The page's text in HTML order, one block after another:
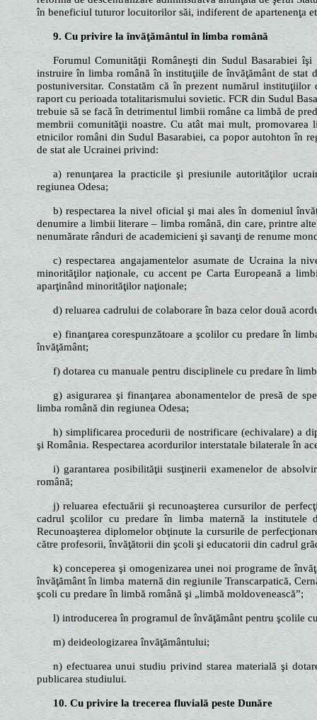
în beneficiul tuturor locuitorilor săi, indiferent de apartenenţa
9. Cu privire la învăţământul în limba română
Forumul Comunităţii Româneşti din Sudul Basarabiei
instruire în limba română în instituţiile de învăţământ de stat
postuniversitar. Constatăm că în prezent numărul
raport cu perioada totalitarismului sovietic. FCR din Sudul
trebuie să se facă în detrimentul limbii române ca limbă de
membrii comunităţii noastre. Cu atât mai mult, promovarea
etnicilor români din Sudul Basarabiei, ca popor autohton în
de stat ale Ucrainei privind:
a) renunţarea la practicile şi presiunile autorităţilor
regiunea Odesa;
b) respectarea la nivel oficial şi mai ales în domeniul
denumire a limbii literare – limba română, din care, printre
nenumărate rânduri de academicieni şi savanţi de renume
c) respectarea angajamentelor asumate de Ucraina la
minorităţilor naţionale, cu accent pe Carta Europeană a
aparţinând minorităţilor naţionale;
d) reluarea cadrului de colaborare în baza celor două
e) finanţarea corespunzătoare a şcolilor cu predare în
învăţământ;
f) dotarea cu manuale pentru disciplinele cu predare în
g) asigurarea şi finanţarea abonamentelor de presă de
limba română din regiunea Odesa;
h) simplificarea procedurii de nostrificare (echivalare) a
şi România. Respectarea acordurilor interstatale bilaterale în
i) garantarea posibilităţii susţinerii examenelor de
română;
j) reluarea efectuării şi recunoaşterea cursurilor de
cadrul şcolilor cu predare în limba maternă la institutele
Recunoaşterea diplomelor obţinute la cursurile de
către profesorii, învăţătorii din şcoli şi educatorii din cadrul
k) conceperea şi omogenizarea unei noi programe de
învăţământ în limba maternă din regiunile Transcarpatică,
şcoli cu predare în limbă română şi „limbă moldovenească”;
l) introducerea în programul de învăţământ pentru şcolile
m) deideologizarea învăţământului;
n) efectuarea unui studiu privind starea materială şi
publicarea studiului.
10. Cu privire la trecerea fluvială peste Dunăre